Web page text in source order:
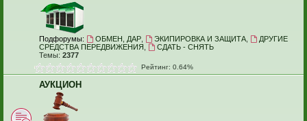
Подфорумы: ОБМЕН, ДАР, ЭКИПИРОВКА И ЗАЩИТА,
ДРУГИЕ
СРЕДСТВА ПЕРЕДВИЖЕНИЯ
СДАТЬ - СНЯТЬ
Темы: 2377
Рейтинг: 0.64%
АУКЦИОН